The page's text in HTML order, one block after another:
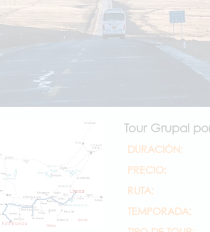
Tour Grupal
DURACIÓN:
PRECIO:
RUTA:
TEMPORADA: